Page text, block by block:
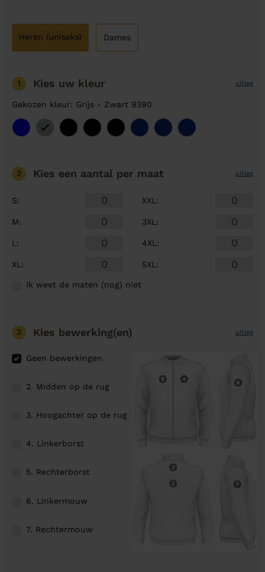
Heren (uniseks) Dames
1 Kies uw kleur uitleg
Gekozen kleur: Grijs - Zwart 9390
2 Kies een aantal per maat uitleg
S:
M:
L :
XL :
XXL :
3XL :
4XL :
5XL :
Ik weet de maten (nog) niet
3 Kies bewerking(en) uitleg
Geen bewerkingen
2. Midden op de rug
3. Hoogachter op de rug
4. Linkerborst
5. Rechterborst
6. Linkermouw
7. Rechtermouw